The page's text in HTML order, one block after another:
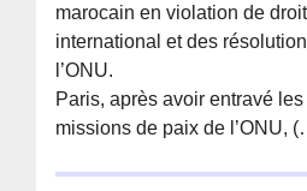
marocain en violation de droit
international et des
l’ONU.
Paris, après avoir entravé les
missions de paix de l’ONU,